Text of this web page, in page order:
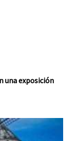
una exposición